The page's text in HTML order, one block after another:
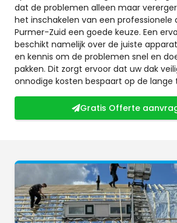
dat de problemen alleen maar
het inschakelen van een professionele
Purmer-Zuid een goede keuze. Een
beschikt namelijk over de juiste
en kennis om de problemen snel en
pakken. Dit zorgt ervoor dat uw dak
onnodige kosten bespaart op de lange
Gratis Offerte